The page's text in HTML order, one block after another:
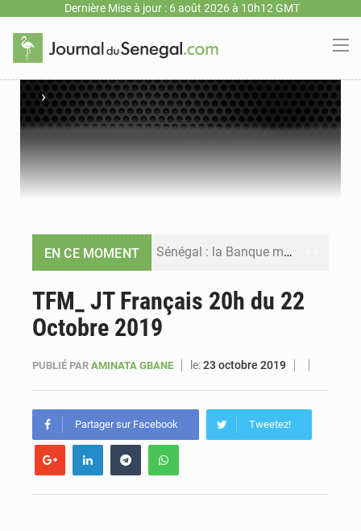
Dernière Mise à jour : 6 août 2026 à 10h12 GMT
›
EN CE MOMENT Sénégal : la Banque mondiale annonce un financement de 340 milliards FCFA pour soutenir les priorités de la Vision Sénégal 2050
Sénégal : le niveau du fleuve Sénégal poursuit sa montée à Podor, les autorités appellent à la vigilance
Sénégal : Ousmane Diagne prêtera serment le 11 août comme président du Conseil constitutionnel
TFM_ JT Français 20h du 22
Octobre 2019
PUBLIÉ PAR AMINATA GBANE le:23 octobre 2019
Partager sur Facebook Tweetez!